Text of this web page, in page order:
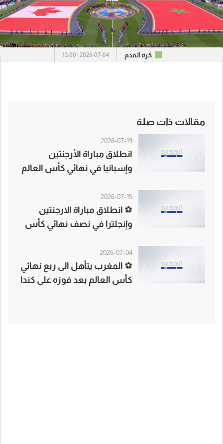
كرة القدم 2026-07-04 | 13:00
مقالات ذات صلة
2026-07-19
انطلاق مباراة الأرجنتين
وإسبانيا في نهائي كأس العالم
2026-07-15
⚽ انطلاق مباراة الارجنتين
وإنجلترا في نصف نهائي كأس
2026-07-04
⚽ المغرب يتأهل الى ربع نهائي
كأس العالم بعد فوزه على كندا